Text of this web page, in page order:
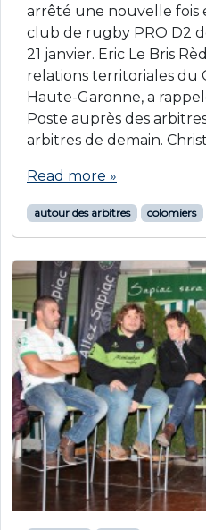
arrêté une nouvelle fois
club de rugby PRO D2
21 janvier. Eric Le Bris
relations territoriales du
Haute-Garonne, a
Poste auprès des
arbitres de demain.
Read more »
autour des arbitres colomiers